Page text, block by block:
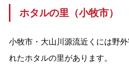
ホタルの里（小牧市）
小牧市・大山川源流近くには野
れたホタルの里があります。